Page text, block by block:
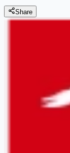
Share